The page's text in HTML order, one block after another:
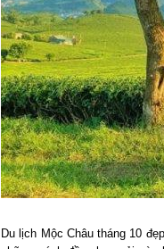
Du lịch Mộc Châu tháng 10